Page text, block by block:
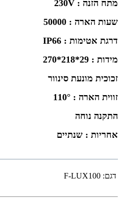
מתח הזנה : 230V
שעות הארה : 50000
דרגת אטימות : IP66
מידות : 29*218*270
זכוכית מונעת סינוור
זווית הארה : 110°
התקנה נוחה
אחריות : שנתיים
דגם: F-LUX100